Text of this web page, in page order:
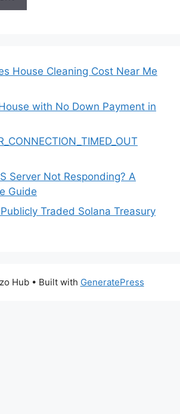
House Cleaning Cost Near Me
with No Down Payment in
Server Not Responding? A
Guide
Traded Solana Treasury
Hub• Built with GeneratePress